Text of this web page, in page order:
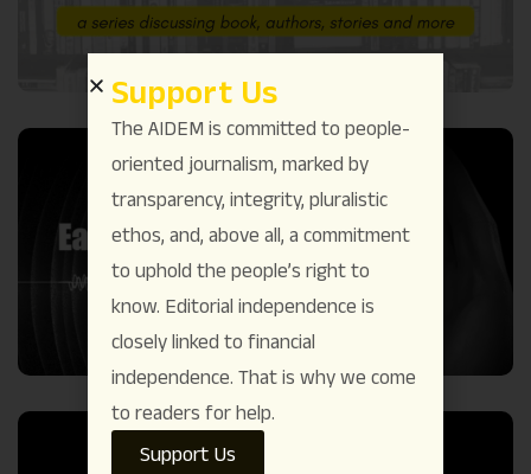
Support Us
The AIDEM is committed to people-
oriented journalism, marked by
transparency, integrity, pluralistic
ethos, and, above all, a commitment
to uphold the people’s right to
know. Editorial independence is
closely linked to financial
independence. That is why we come
to readers for help.
Support Us